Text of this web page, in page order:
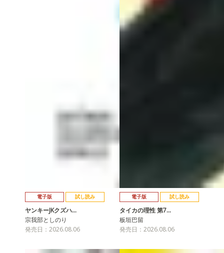
電子版 試し読み
ヤンキーJKクズハ…
宗我部としのり
発売日：2026.08.06
電子版 試し読み
タイカの理性 第7…
板垣巴留
発売日：2026.08.06